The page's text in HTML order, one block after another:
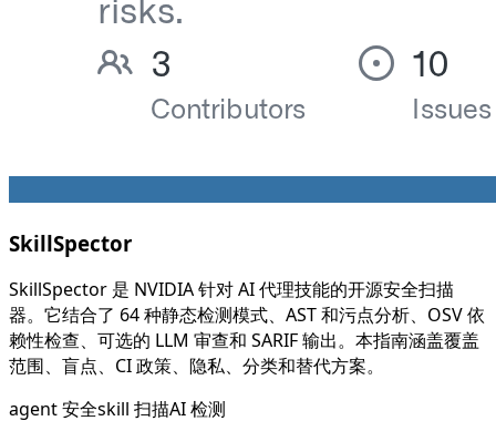
SkillSpector
SkillSpector 是 NVIDIA 针对 AI 代理技能的开源安全扫描
器。它结合了 64 种静态检测模式、AST 和污点分析、OSV 依
赖性检查、可选的 LLM 审查和 SARIF 输出。本指南涵盖覆盖
范围、盲点、CI 政策、隐私、分类和替代方案。
agent 安全skill 扫描AI 检测